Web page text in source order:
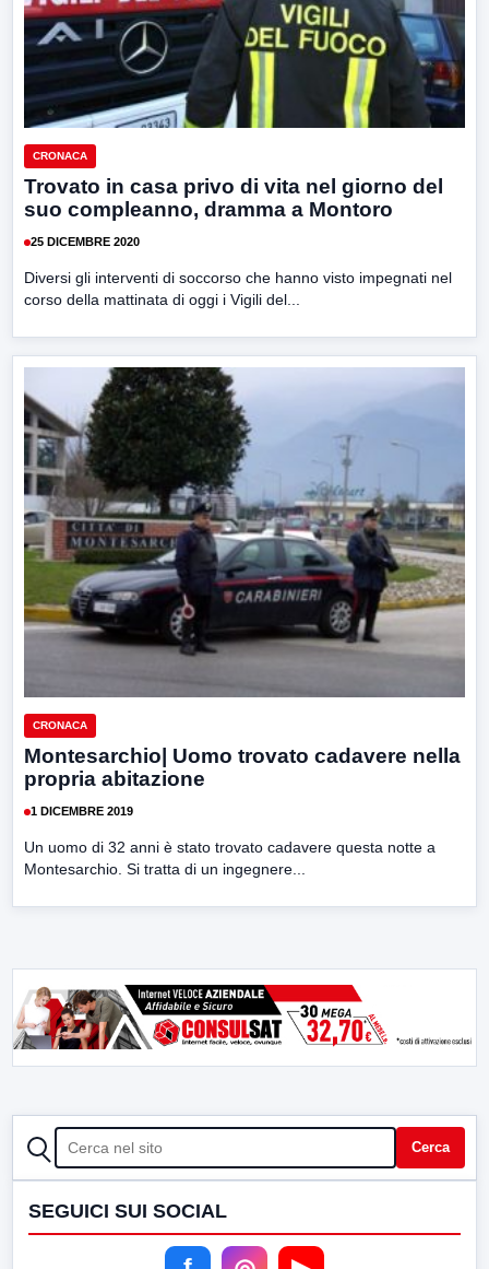
CRONACA
Trovato in casa privo di vita nel giorno del
suo compleanno, dramma a Montoro
25 DICEMBRE 2020
Diversi gli interventi di soccorso che hanno visto impegnati nel
corso della mattinata di oggi i Vigili del...
CRONACA
Montesarchio| Uomo trovato cadavere nella
propria abitazione
1 DICEMBRE 2019
Un uomo di 32 anni è stato trovato cadavere questa notte a
Montesarchio. Si tratta di un ingegnere...
CERCA Cerca
SEGUICI SUI SOCIAL